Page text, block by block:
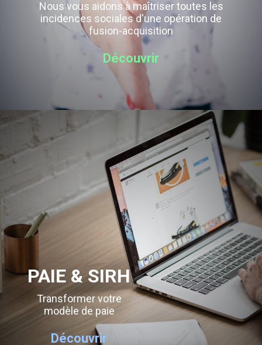
Nous vous aidons à maîtriser toutes les
incidences sociales d'une opération de
fusion-acquisition
Découvrir
PAIE & SIRH
Transformer votre
modèle de paie
Découvrir